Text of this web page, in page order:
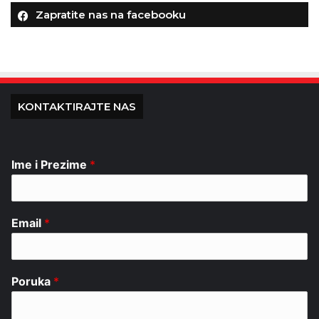
Zapratite nas na facebooku
KONTAKTIRAJTE NAS
Ime i Prezime *
Email *
Poruka *